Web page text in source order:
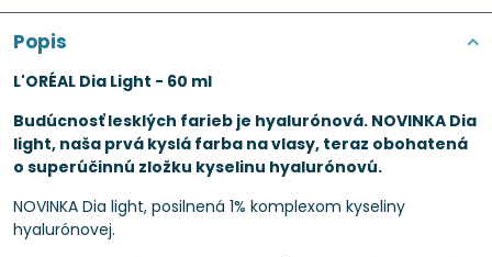
Popis
L'ORÉAL Dia Light - 60 ml
Budúcnosť lesklých farieb je hyalurónová. NOVINKA Dia
light, naša prvá kyslá farba na vlasy, teraz obohatená
o superúčinnú zložku kyselinu hyalurónovú.
NOVINKA Dia light, posilnená 1% komplexom kyseliny
hyalurónovej.